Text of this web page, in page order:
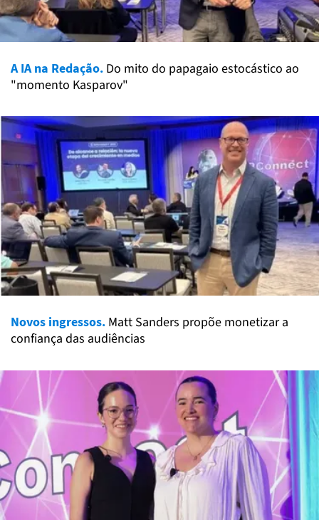
A IA na Redação. Do mito do papagaio estocástico ao
"momento Kasparov"
Novos ingressos. Matt Sanders propõe monetizar a
confiança das audiências